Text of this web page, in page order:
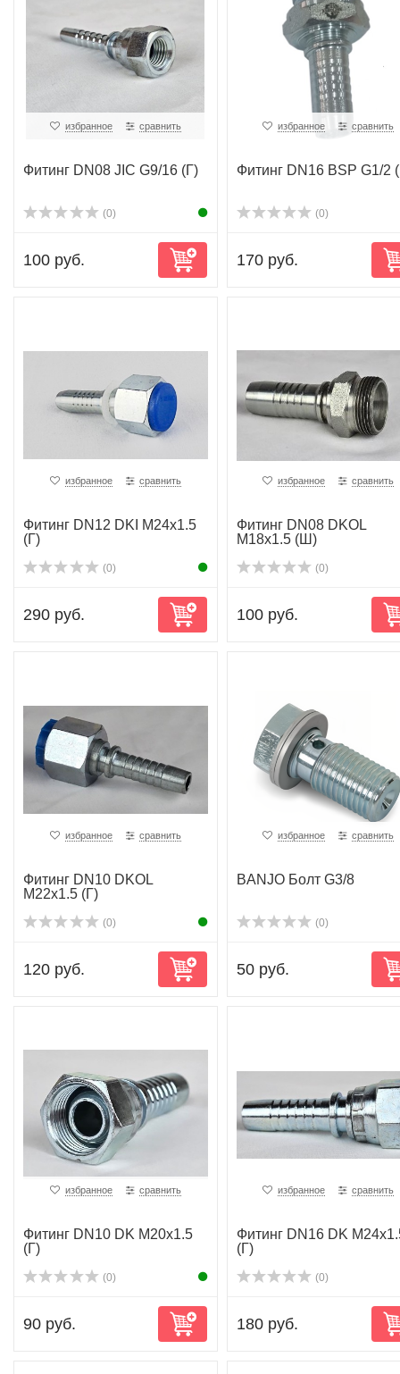
избранное сравнить
Фитинг DN08 JIC G9/16 (Г)
(0)
100 руб.
избранное сравнить
Фитинг DN16 BSP G1/2
(0)
170 руб.
избранное сравнить
Фитинг DN12 DKI M24x1.5
(Г)
(0)
290 руб.
избранное сравнить
Фитинг DN08 DKOL
M18x1.5 (Ш)
(0)
100 руб.
избранное сравнить
Фитинг DN10 DKOL
M22x1.5 (Г)
(0)
120 руб.
избранное сравнить
BANJO Болт G3/8
(0)
50 руб.
избранное сравнить
Фитинг DN10 DK M20x1.5
(Г)
(0)
90 руб.
избранное сравнить
Фитинг DN16 DK
(Г)
(0)
180 руб.